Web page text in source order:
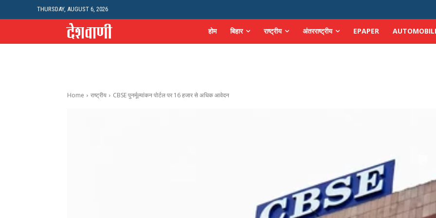
THURSDAY, AUGUST 6, 2026
होम बिहार राष्ट्रीय अंतरराष्ट्रीय EPAPER
Home राष्ट्रीय CBSE पुनर्मूल्यांकन पोर्टल पर 16 हजार से अधिक आवेदन